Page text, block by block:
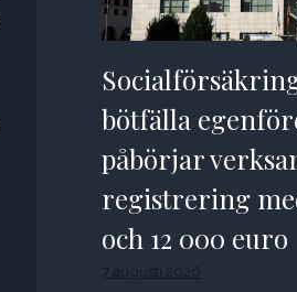
bötfälla
påbörjar
registrering
och 12 000 euro
7 augusti 2026